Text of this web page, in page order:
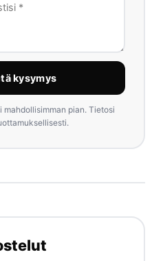
kysymys
mahdollisimman pian. Tietosi